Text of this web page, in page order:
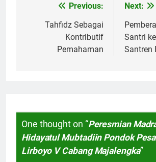
Navigasi
pos
Previous:
Tahfidz Sebagai
Kontributif
Pemahaman
Next:
Santri
Santren
One thought on “Peresmian
Hidayatul Mubtadiin Pondok
Lirboyo V Cabang Majalengka”